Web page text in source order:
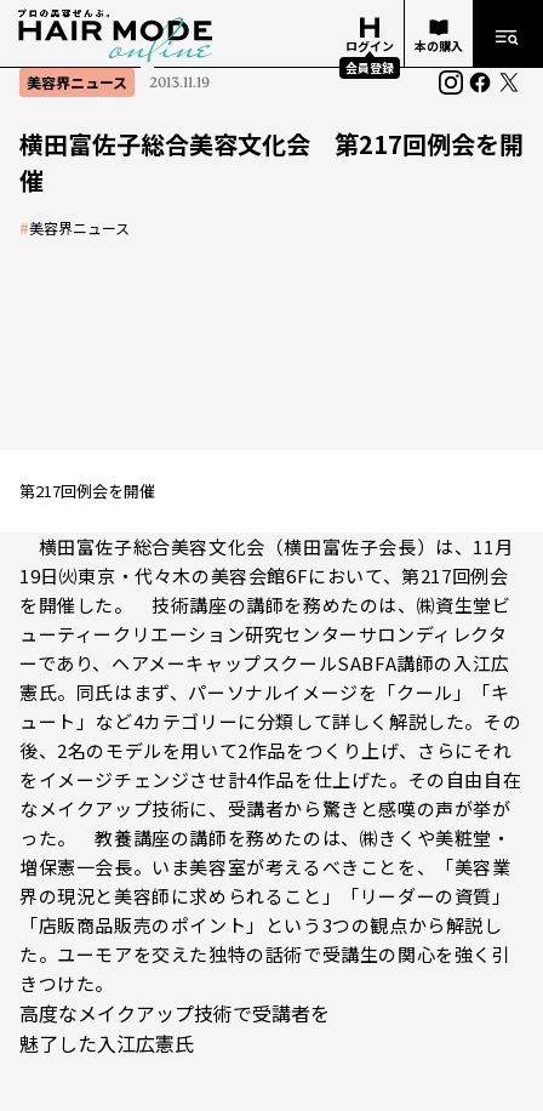
ログイン
会員登録
本の購入
美容界ニュース 2013.11.19
横田富佐子総合美容文化会 第217回例会を開
催
#美容界ニュース
第217回例会を開催
横田富佐子総合美容文化会（横田富佐子会長）は、11月
19日㈫東京・代々木の美容会館6Fにおいて、第217回例会
を開催した。 技術講座の講師を務めたのは、㈱資生堂ビ
ューティークリエーション研究センターサロンディレクタ
ーであり、ヘアメーキャップスクールSABFA講師の入江広
憲氏。同氏はまず、パーソナルイメージを「クール」「キ
ュート」など4カテゴリーに分類して詳しく解説した。その
後、2名のモデルを用いて2作品をつくり上げ、さらにそれ
をイメージチェンジさせ計4作品を仕上げた。その自由自在
なメイクアップ技術に、受講者から驚きと感嘆の声が挙が
った。 教養講座の講師を務めたのは、㈱きくや美粧堂・
増保憲一会長。いま美容室が考えるべきことを、「美容業
界の現況と美容師に求められること」「リーダーの資質」
「店販商品販売のポイント」という3つの観点から解説し
た。ユーモアを交えた独特の話術で受講生の関心を強く引
きつけた。
高度なメイクアップ技術で受講者を
魅了した入江広憲氏